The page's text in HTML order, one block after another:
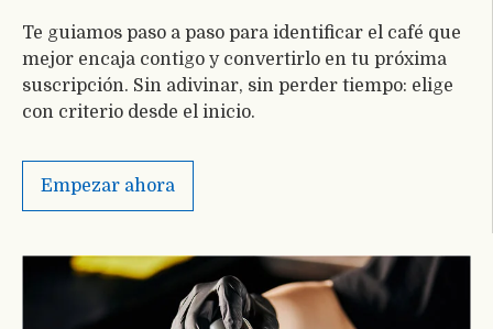
Te guiamos paso a paso para identificar el café que
mejor encaja contigo y convertirlo en tu próxima
suscripción. Sin adivinar, sin perder tiempo: elige
con criterio desde el inicio.
Empezar ahora